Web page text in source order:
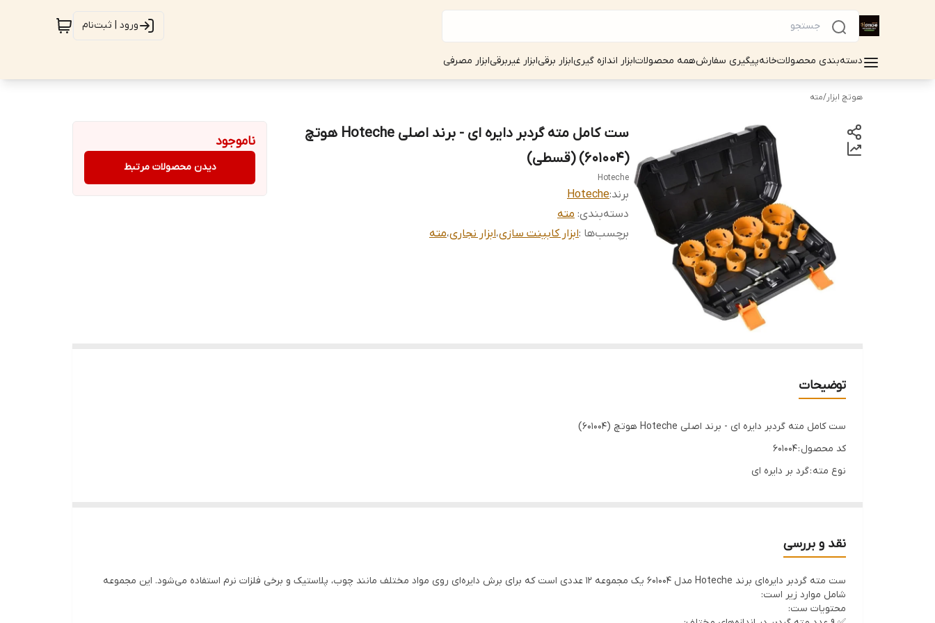
ورود | ثبت‌نام
دسته‌بندی محصولاتخانهپیگیری سفارشهمه محصولاتابزار اندازه گیریابزار برقیابزار غیربرقیابزار مصرفی
هوتچ ابزار/مته
ست کامل مته گردبر دایره ای - برند اصلی Hoteche هوتچ
(601004) (قسطی)
Hoteche
برند:Hoteche
دسته‌بندی: مته
برچسب‌ها :ابزار کابینت سازی،ابزار نجاری،مته
ناموجود
دیدن محصولات مرتبط
توضیحات
ست کامل مته گردبر دایره ای - برند اصلی Hoteche هوتچ (601004)
کد محصول : 601004
نوع مته : گرد بر دایره ای
ست 12 عددی مته گردبر
میلی متر)
2 عدد Arbors،
نقد و بررسی
ست مته گردبر دایره‌ای برند Hoteche مدل 601004 یک مجموعه 12 عددی است که برای برش دایره‌ای روی مواد مختلف مانند چوب، پلاستیک و برخی فلزات نرم استفاده می‌شود. این مجموعه
شامل موارد زیر است:
محتویات ست: